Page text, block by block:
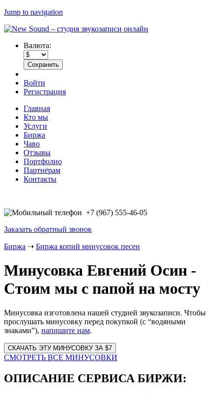
Jump to navigation
Валюта:
Войти
Регистрация
Главная
Кто мы
Услуги
Биржа
Чаво
Отзывы
Портфолио
Партнёрам
Контакты
+7 (967) 555-46-05
Заказать обратный звонок
Биржа ➝ Биржа копий минусовок песен
Минусовка Евгений Осин -
Стоим мы с папой на мосту
Минусовка изготовлена нашей студией звукозаписи. Чтобы
прослушать минусовку перед покупкой (с “водяными
знаками”), напишите нам.
Website
URL
СМОТРЕТЬ ВСЕ МИНУСОВКИ
ОПИСАНИЕ СЕРВИСА БИРЖИ: